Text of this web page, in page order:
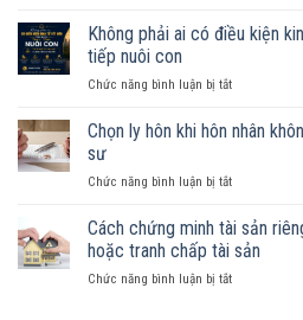
chồng
hợp
được
là
hôn
chung
chồng
đăng
hôn
tài
sản
Không phải ai có điều kiện
tiếp nuôi con
Chức năng bình luận bị tắtở
phải
điều
kinh
tế
hơn
Chọn ly hôn khi hôn nhân
sư
Chức năng bình luận bị tắtở
ly
hôn
khi
hôn
Cách chứng minh tài sản
hoặc tranh chấp tài sản
Chức năng bình luận bị tắtở